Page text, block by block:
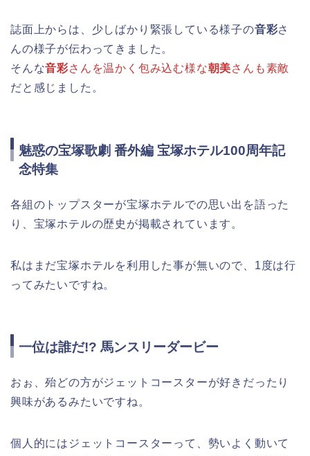
誌面上からは、少しばかり緊張している様子の音彩さ
んの様子が伝わってきました。
そんな音彩さんを温かく包み込む様な朝美さんも素敵
だと感じました。
魅惑の宝塚歌劇 番外編 宝塚ホテル100周年記
念特集
各組のトップスターが宝塚ホテルでの思い出を語った
り、宝塚ホテルの歴史が掲載されています。
私はまだ宝塚ホテルを利用した事が無いので、1度は行
ってみたいですね。
一位は誰だ!? 馬ンスリーダービー
おぉ、殆どの方がジェットコースターが好きだったり
興味があるみたいですね。
個人的にはジェットコースターって、勢いよく動いて